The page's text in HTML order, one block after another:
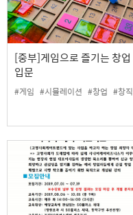
[중부]게임으로 즐기는 창업
입문
#게임 #시뮬레이션 #창업 #창직